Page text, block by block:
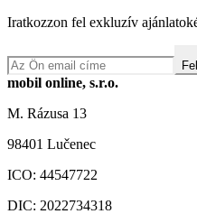
Iratkozzon fel exkluzív
mobil online, s.r.o.
M. Rázusa 13
98401 Lučenec
ICO: 44547722
DIC: 2022734318